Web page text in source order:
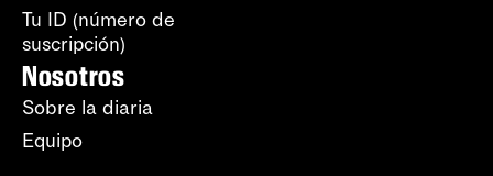
Tu ID (número de
suscripción)
Nosotros
Sobre la diaria
Equipo